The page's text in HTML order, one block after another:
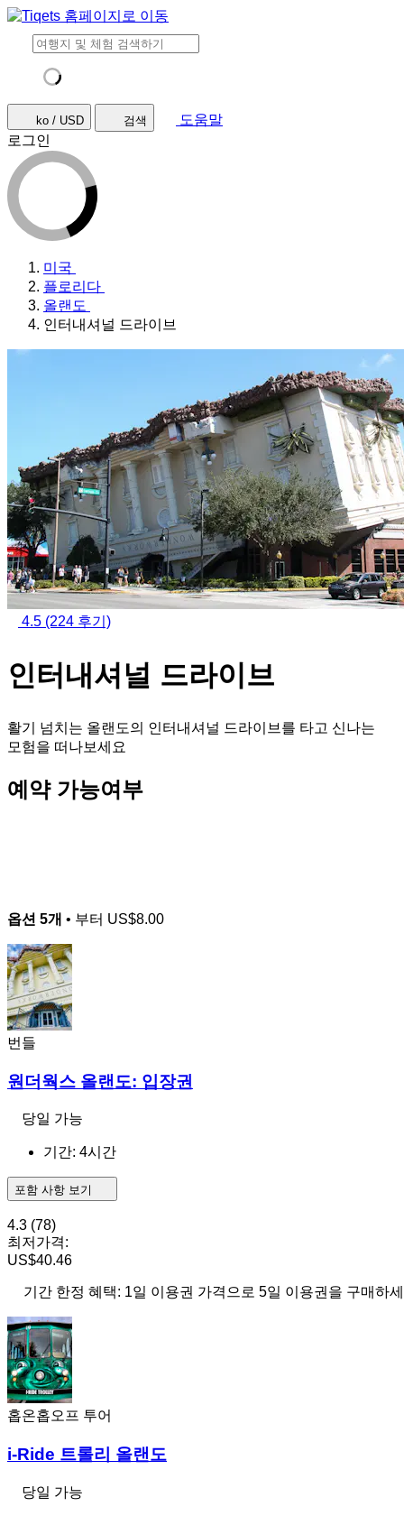
ko / USD 검색
도움말
로그인
미국
플로리다
올랜도
인터내셔널 드라이브
4.5 (224 후기)
인터내셔널 드라이브
활기 넘치는 올랜도의 인터내셔널 드라이브를 타고 신나는
모험을 떠나보세요
예약 가능여부
옵션 5개 • 부터 US$8.00
번들
원더웍스 올랜도: 입장권
당일 가능
기간: 4시간
포함 사항 보기
4.3 (78)
최저가격:
US$40.46
기간 한정 혜택: 1일 이용권 가격으로 5일 이용권을 구매하
홉온홉오프 투어
i-Ride 트롤리 올랜도
당일 가능